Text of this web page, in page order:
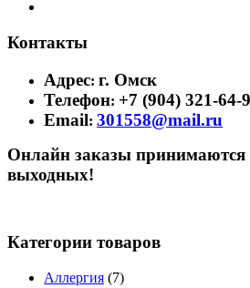
Контакты
Адрес: г. Омск
Телефон: +7 (904) 321-64-
Email: 301558@mail.ru
Онлайн заказы принимаются
выходных!
Категории товаров
Аллергия (7)